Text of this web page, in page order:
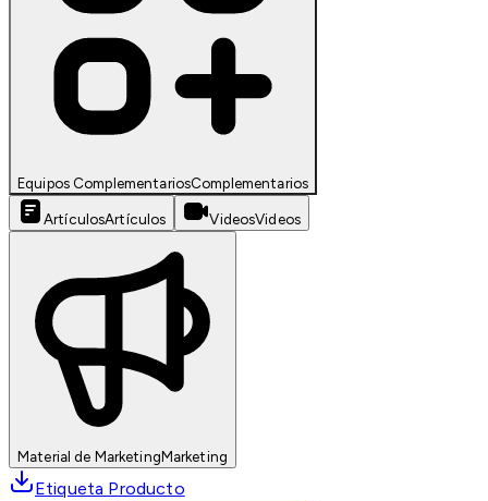
Equipos ComplementariosComplementarios
ArtículosArtículos VideosVideos
Material de MarketingMarketing
Etiqueta Producto